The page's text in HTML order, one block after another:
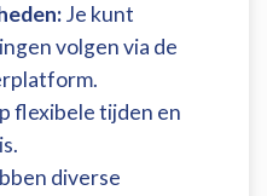
Je kunt
volgen via de
flexibele tijden en
diverse